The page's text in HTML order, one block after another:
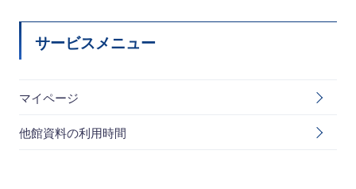
サービスメニュー
マイページ
他館資料の利用時間